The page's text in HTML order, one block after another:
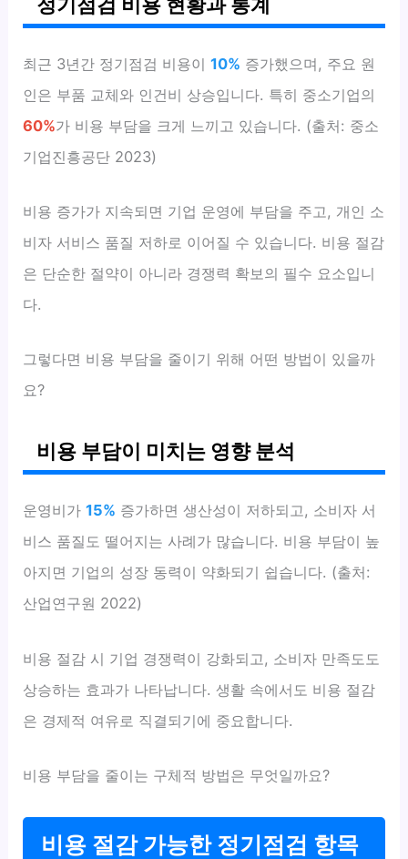
최근 3년간 정기점검 비용이10% 증가했으며, 주요 원
인은 부품 교체와 인건비 상승입니다. 특히 중소기업의
60%가 비용 부담을 크게 느끼고 있습니다. (출처: 중소
기업진흥공단 2023)
비용 증가가 지속되면 기업 운영에 부담을 주고, 개인 소
비자 서비스 품질 저하로 이어질 수 있습니다. 비용 절감
은 단순한 절약이 아니라 경쟁력 확보의 필수 요소입니
다.
그렇다면 비용 부담을 줄이기 위해 어떤 방법이 있을까
요?
비용 부담이 미치는 영향 분석
운영비가15% 증가하면 생산성이 저하되고, 소비자 서
비스 품질도 떨어지는 사례가 많습니다. 비용 부담이 높
아지면 기업의 성장 동력이 약화되기 쉽습니다. (출처:
산업연구원 2022)
비용 절감 시 기업 경쟁력이 강화되고, 소비자 만족도도
상승하는 효과가 나타납니다. 생활 속에서도 비용 절감
은 경제적 여유로 직결되기에 중요합니다.
비용 부담을 줄이는 구체적 방법은 무엇일까요?
비용 절감 가능한 정기점검 항목